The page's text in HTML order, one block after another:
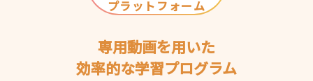
プラットフォーム
専用動画を用いた
効率的な学習プログラム